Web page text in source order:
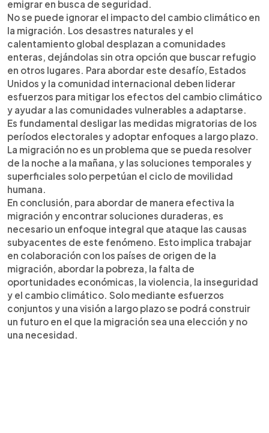
emigrar en busca de seguridad.
No se puede ignorar el impacto del cambio climático en
la migración. Los desastres naturales y el
calentamiento global desplazan a comunidades
enteras, dejándolas sin otra opción que buscar refugio
en otros lugares. Para abordar este desafío, Estados
Unidos y la comunidad internacional deben liderar
esfuerzos para mitigar los efectos del cambio climático
y ayudar a las comunidades vulnerables a adaptarse.
Es fundamental desligar las medidas migratorias de los
períodos electorales y adoptar enfoques a largo plazo.
La migración no es un problema que se pueda resolver
de la noche a la mañana, y las soluciones temporales y
superficiales solo perpetúan el ciclo de movilidad
humana.
En conclusión, para abordar de manera efectiva la
migración y encontrar soluciones duraderas, es
necesario un enfoque integral que ataque las causas
subyacentes de este fenómeno. Esto implica trabajar
en colaboración con los países de origen de la
migración, abordar la pobreza, la falta de
oportunidades económicas, la violencia, la inseguridad
y el cambio climático. Solo mediante esfuerzos
conjuntos y una visión a largo plazo se podrá construir
un futuro en el que la migración sea una elección y no
una necesidad.